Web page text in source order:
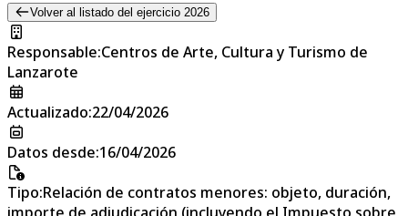
Volver al listado del ejercicio 2026
Responsable:Centros de Arte, Cultura y Turismo de
Lanzarote
Actualizado:22/04/2026
Datos desde:16/04/2026
Tipo:Relación de contratos menores: objeto, duración,